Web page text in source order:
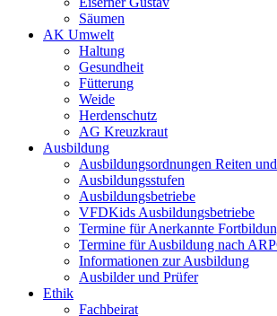
Säumen
AK Umwelt
Haltung
Gesundheit
Fütterung
Weide
Herdenschutz
AG Kreuzkraut
Ausbildung
Ausbildungsordnungen Reiten
Ausbildungsstufen
Ausbildungsbetriebe
VFDKids Ausbildungsbetriebe
Termine für Anerkannte
Termine für Ausbildung nach
Informationen zur Ausbildung
Ausbilder und Prüfer
Ethik
Fachbeirat